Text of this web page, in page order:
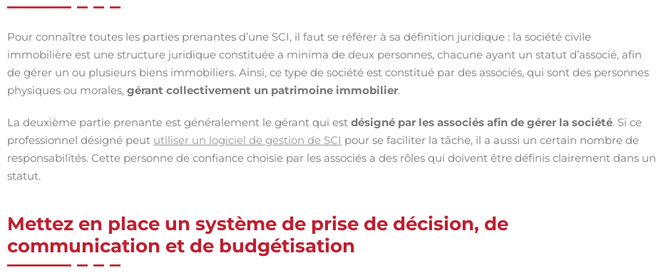
Pour connaître toutes les parties prenantes d’une SCI, il faut se référer à sa définition juridique : la société civile
immobilière est une structure juridique constituée a minima de deux personnes, chacune ayant un statut d’associé, afin
de gérer un ou plusieurs biens immobiliers. Ainsi, ce type de société est constitué par des associés, qui sont des personnes
physiques ou morales, gérant collectivement un patrimoine immobilier.
La deuxième partie prenante est généralement le gérant qui est désigné par les associés afin de gérer la société. Si ce
professionnel désigné peut utiliser un logiciel de gestion de SCI pour se faciliter la tâche, il a aussi un certain nombre de
responsabilités. Cette personne de confiance choisie par les associés a des rôles qui doivent être définis clairement dans un
statut.
Mettez en place un système de prise de décision, de
communication et de budgétisation